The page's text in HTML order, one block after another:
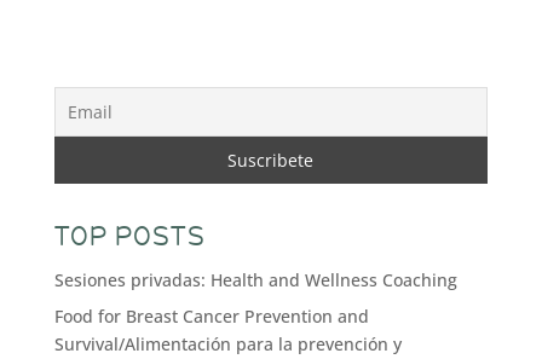
TOP POSTS
Sesiones privadas: Health and Wellness Coaching
Food for Breast Cancer Prevention and
Survival/Alimentación para la prevención y